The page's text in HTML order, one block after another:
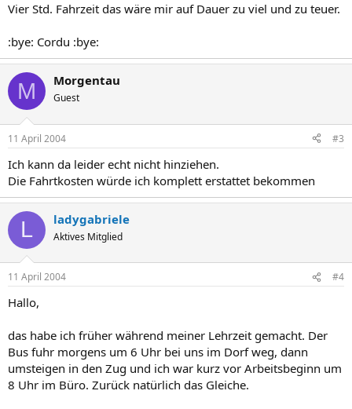
Vier Std. Fahrzeit das wäre mir auf Dauer zu viel und zu teuer.
:bye: Cordu :bye:
M Morgentau
Guest
11 April 2004 #3
Ich kann da leider echt nicht hinziehen.
Die Fahrtkosten würde ich komplett erstattet bekommen
L ladygabriele
Aktives Mitglied
11 April 2004 #4
Hallo,
das habe ich früher während meiner Lehrzeit gemacht. Der
Bus fuhr morgens um 6 Uhr bei uns im Dorf weg, dann
umsteigen in den Zug und ich war kurz vor Arbeitsbeginn um
8 Uhr im Büro. Zurück natürlich das Gleiche.